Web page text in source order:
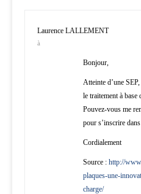
Laurence LALLEMENT
à
Bonjour,
Atteinte d’une
le traitement à base
Pouvez-vous me
pour s’inscrire
Cordialement
Source : http://
plaques-une-
charge/